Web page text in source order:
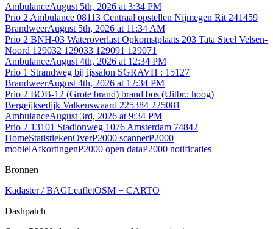
AmbulanceAugust 5th, 2026 at 3:34 PM
Prio 2 Ambulance 08113 Centraal opstellen Nijmegen Rit 241459
BrandweerAugust 5th, 2026 at 11:34 AM
Prio 2 BNH-03 Wateroverlast Opkomstplaats 203 Tata Steel Velsen-
Noord 129032 129033 129091 129071
AmbulanceAugust 4th, 2026 at 12:34 PM
Prio 1 Strandweg bij ijssalon SGRAVH : 15127
BrandweerAugust 4th, 2026 at 12:34 PM
Prio 2 BOB-12 (Grote brand) brand bos (Uitbr.: hoog)
Bergeijksedijk Valkenswaard 225384 225081
AmbulanceAugust 3rd, 2026 at 9:34 PM
Prio 2 13101 Stadionweg 1076 Amsterdam 74842
HomeStatistiekenOverP2000 scannerP2000
mobielAfkortingenP2000 open dataP2000 notificaties
Bronnen
Kadaster / BAGLeafletOSM + CARTO
Dashpatch